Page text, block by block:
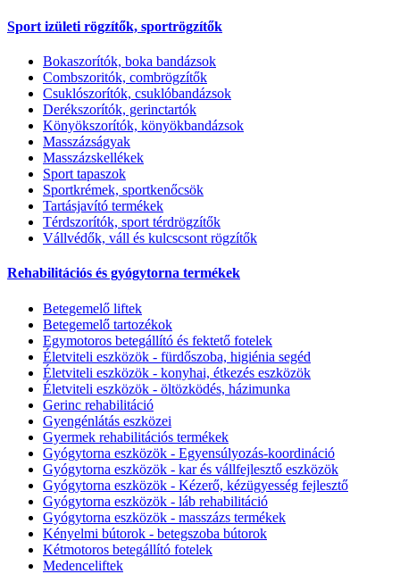
Sport izületi rögzítők, sportrögzítők
Bokaszorítók, boka bandázsok
Combszoritók, combrögzítők
Csuklószorítók, csuklóbandázsok
Derékszorítók, gerinctartók
Könyökszorítók, könyökbandázsok
Masszázságyak
Masszázskellékek
Sport tapaszok
Sportkrémek, sportkenőcsök
Tartásjavító termékek
Térdszorítók, sport térdrögzítők
Vállvédők, váll és kulcscsont rögzítők
Rehabilitációs és gyógytorna termékek
Betegemelő liftek
Betegemelő tartozékok
Egymotoros betegállító és fektető fotelek
Életviteli eszközök - fürdőszoba, higiénia segéd
Életviteli eszközök - konyhai, étkezés eszközök
Életviteli eszközök - öltözködés, házimunka
Gerinc rehabilitáció
Gyengénlátás eszközei
Gyermek rehabilitációs termékek
Gyógytorna eszközök - Egyensúlyozás-koordináció
Gyógytorna eszközök - kar és vállfejlesztő eszközök
Gyógytorna eszközök - Kézerő, kézügyesség fejlesztő
Gyógytorna eszközök - láb rehabilitáció
Gyógytorna eszközök - masszázs termékek
Kényelmi bútorok - betegszoba bútorok
Kétmotoros betegállító fotelek
Medenceliftek